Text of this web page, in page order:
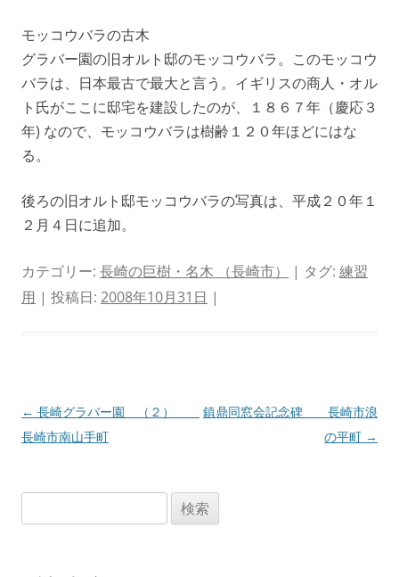
モッコウバラの古木
グラバー園の旧オルト邸のモッコウバラ。このモッコウ
バラは、日本最古で最大と言う。イギリスの商人・オル
ト氏がここに邸宅を建設したのが、１８６７年（慶応３
年) なので、モッコウバラは樹齢１２０年ほどにはな
る。
後ろの旧オルト邸モッコウバラの写真は、平成２０年１
２月４日に追加。
カテゴリー: 長崎の巨樹・名木 （長崎市） | タグ: 練習
用 | 投稿日: 2008年10月31日 |
投
稿
← 長崎グラバー園 （２）
長崎市南山手町
鎮鼎同窓会記念碑 長崎市浪
の平町 →
索: